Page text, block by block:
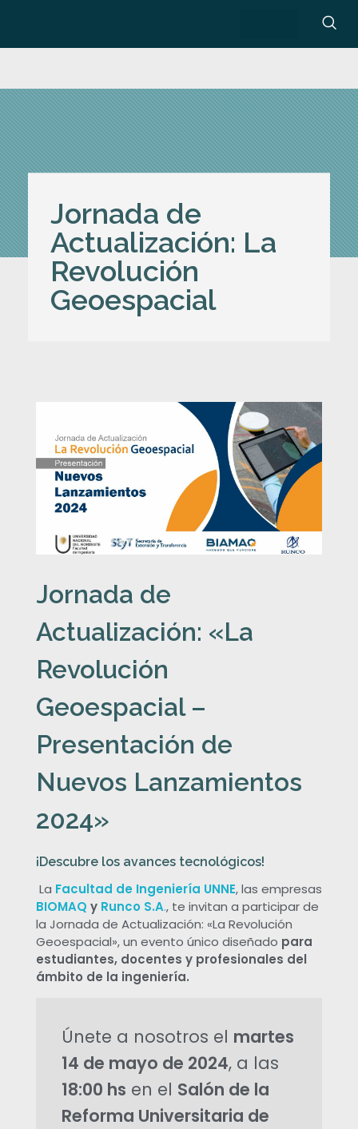
Jornada de
Actualización: La
Revolución
Geoespacial
r
d
a
d
e
A
c
u
a
Jornada de
Actualización: «La
Revolución
Geoespacial –
Presentación de
Nuevos Lanzamientos
2024»
¡Descubre los avances tecnológicos!
La Facultad de Ingeniería UNNE, las empresas
BIOMAQ y Runco S.A., te invitan a participar de
la Jornada de Actualización: «La Revolución
Geoespacial», un evento único diseñado para
estudiantes, docentes y profesionales del
ámbito de la ingeniería.
Únete a nosotros el martes
14 de mayo de 2024, a las
18:00 hs en el Salón de la
Reforma Universitaria de